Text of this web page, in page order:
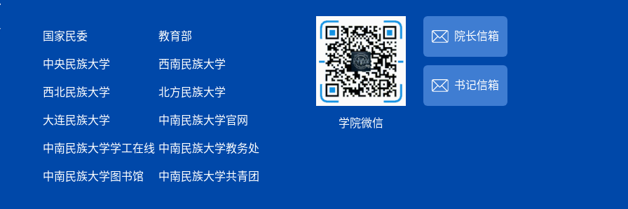
国家民委 教育部
中央民族大学 西南民族大学
西北民族大学 北方民族大学
大连民族大学 中南民族大学官网
中南民族大学学工在线 中南民族大学教务处
中南民族大学图书馆 中南民族大学共青团
学院微信
院长信箱
书记信箱